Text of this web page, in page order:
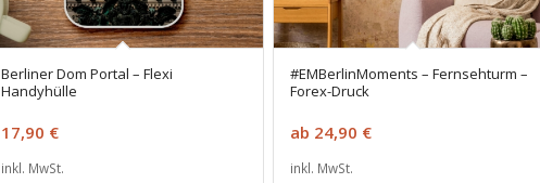
Berliner Dom Portal – Flexi
Handyhülle
17,90 €
inkl. MwSt.
#EMBerlinMoments – Fernsehturm –
Forex-Druck
ab 24,90 €
inkl. MwSt.